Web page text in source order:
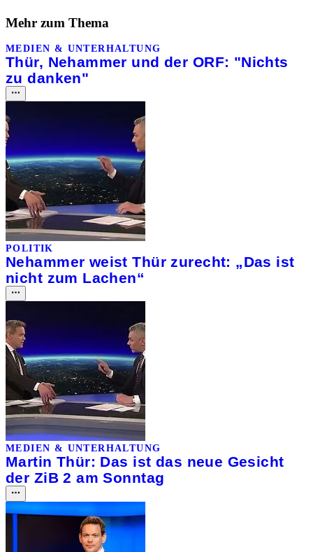
Mehr zum Thema
MEDIEN & UNTERHALTUNG
Thür, Nehammer und der ORF: "Nichts
zu danken"
POLITIK
Nehammer weist Thür zurecht: „Das ist
nicht zum Lachen“
MEDIEN & UNTERHALTUNG
Martin Thür: Das ist das neue Gesicht
der ZiB 2 am Sonntag